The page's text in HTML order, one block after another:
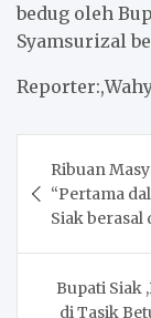
bedug oleh
Syamsurizal
Ribuan
“Pertama
Siak berasal
Bupati Siak
di Tasik